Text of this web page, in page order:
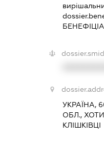
УКРАЇНА,
ОБЛ.,
КЛІШКІВЦІ